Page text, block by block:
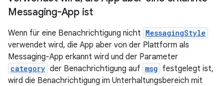
Messaging-App ist
Wenn für eine Benachrichtigung nicht MessagingStyle
verwendet wird, die App aber von der Plattform als
Messaging-App erkannt wird und der Parameter
category der Benachrichtigung auf msg festgelegt ist,
wird die Benachrichtigung im Unterhaltungsbereich mit